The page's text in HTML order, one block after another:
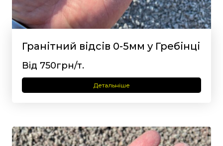
Гранітний відсів 0-5мм у Гребінці
Від 750грн/т.
Детальніше